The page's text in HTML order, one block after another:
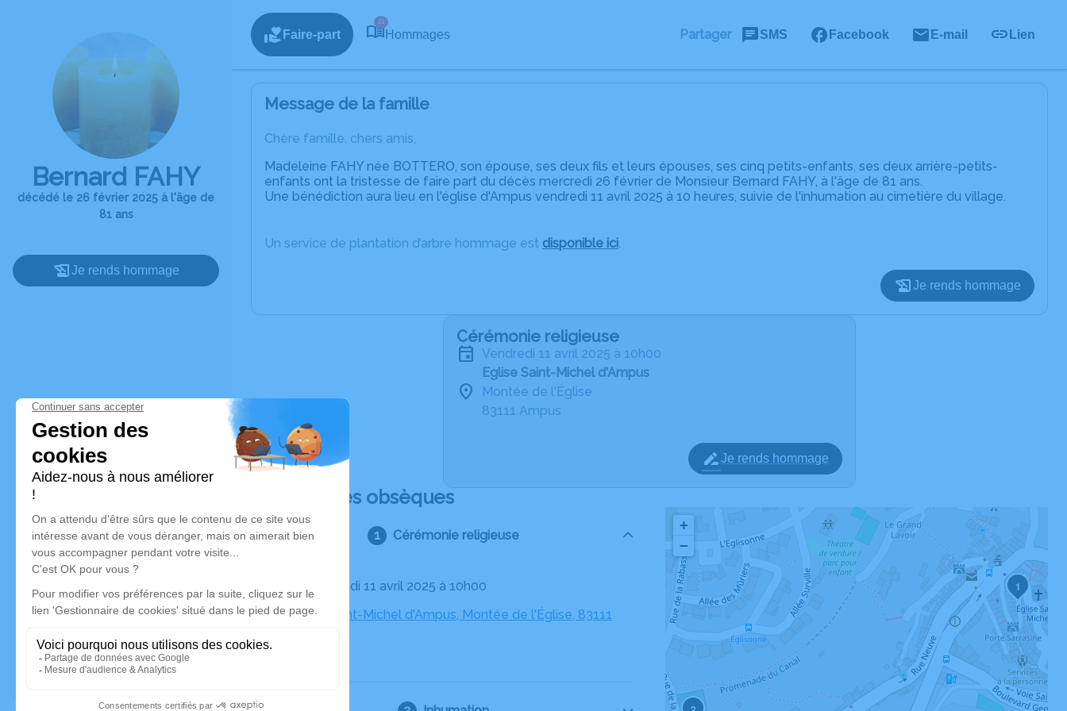
Bernard FAHY
décédé le 26 février 2025 à l'âge de
81 ans
Je rends hommage
Faire-part
21
Hommages Partager SMS Facebook E-mail Lien
Message de la famille
Chère famille, chers amis,
Madeleine FAHY née BOTTERO, son épouse, ses deux fils et leurs épouses, ses cinq petits-enfants, ses deux arrière-petits-
enfants ont la tristesse de faire part du décès mercredi 26 février de Monsieur Bernard FAHY, à l'âge de 81 ans.
Une bénédiction aura lieu en l'église d'Ampus vendredi 11 avril 2025 à 10 heures, suivie de l'inhumation au cimetière du village.
Un service de plantation d’arbre hommage est disponible ici.
Je rends hommage
Cérémonie religieuse
vendredi 11 avril 2025 à 10h00
Eglise Saint-Michel d'Ampus
Montée de l'Église
83111 Ampus
Je rends hommage
Déroulé des obsèques
Cérémonie religieuse
Le vendredi 11 avril 2025 à 10h00
Eglise Saint-Michel d'Ampus, Montée de l'Église, 83111
1
+
−